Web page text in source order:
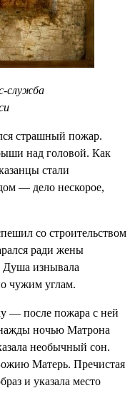
служба
страшный пожар.
над головой. Как
стали
— дело нескорое,
со строительством
ради жены
Душа изнывала
чужим углам.
— после пожара с ней
ночью Матрона
необычный сон.
Матерь. Пречистая
и указала место